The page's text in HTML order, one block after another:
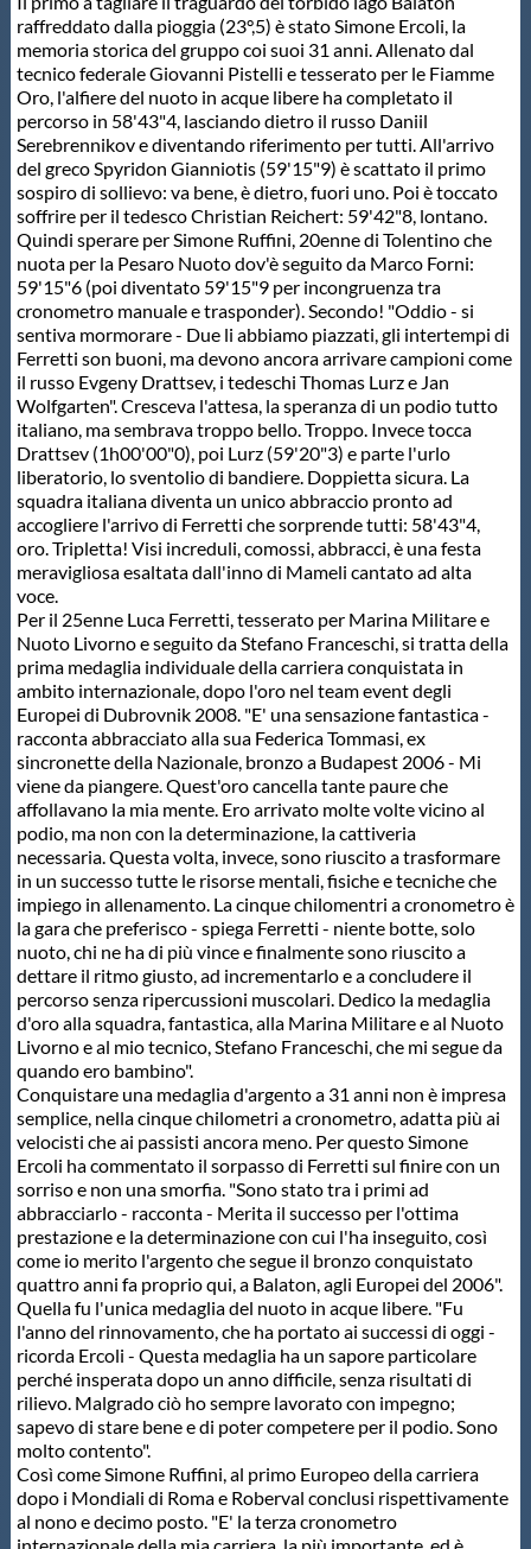
raffreddato dalla pioggia (23°,5) è stato Simone Ercoli, la
memoria storica del gruppo coi suoi 31 anni. Allenato dal
tecnico federale Giovanni Pistelli e tesserato per le Fiamme
Oro, l'alfiere del nuoto in acque libere ha completato il
percorso in 58'43"4, lasciando dietro il russo Daniil
Serebrennikov e diventando riferimento per tutti. All'arrivo
del greco Spyridon Gianniotis (59'15"9) è scattato il primo
sospiro di sollievo: va bene, è dietro, fuori uno. Poi è toccato
soffrire per il tedesco Christian Reichert: 59'42"8, lontano.
Quindi sperare per Simone Ruffini, 20enne di Tolentino che
nuota per la Pesaro Nuoto dov'è seguito da Marco Forni:
59'15"6 (poi diventato 59'15"9 per incongruenza tra
cronometro manuale e trasponder). Secondo! "Oddio - si
sentiva mormorare - Due li abbiamo piazzati, gli intertempi di
Ferretti son buoni, ma devono ancora arrivare campioni come
il russo Evgeny Drattsev, i tedeschi Thomas Lurz e Jan
Wolfgarten". Cresceva l'attesa, la speranza di un podio tutto
italiano, ma sembrava troppo bello. Troppo. Invece tocca
Drattsev (1h00'00"0), poi Lurz (59'20"3) e parte l'urlo
liberatorio, lo sventolio di bandiere. Doppietta sicura. La
squadra italiana diventa un unico abbraccio pronto ad
accogliere l'arrivo di Ferretti che sorprende tutti: 58'43"4,
oro. Tripletta! Visi increduli, comossi, abbracci, è una festa
meravigliosa esaltata dall'inno di Mameli cantato ad alta
voce.
Per il 25enne Luca Ferretti, tesserato per Marina Militare e
Nuoto Livorno e seguito da Stefano Franceschi, si tratta della
prima medaglia individuale della carriera conquistata in
ambito internazionale, dopo l'oro nel team event degli
Europei di Dubrovnik 2008. "E' una sensazione fantastica -
racconta abbracciato alla sua Federica Tommasi, ex
sincronette della Nazionale, bronzo a Budapest 2006 - Mi
viene da piangere. Quest'oro cancella tante paure che
affollavano la mia mente. Ero arrivato molte volte vicino al
podio, ma non con la determinazione, la cattiveria
necessaria. Questa volta, invece, sono riuscito a trasformare
in un successo tutte le risorse mentali, fisiche e tecniche che
impiego in allenamento. La cinque chilomentri a cronometro è
la gara che preferisco - spiega Ferretti - niente botte, solo
nuoto, chi ne ha di più vince e finalmente sono riuscito a
dettare il ritmo giusto, ad incrementarlo e a concludere il
percorso senza ripercussioni muscolari. Dedico la medaglia
d'oro alla squadra, fantastica, alla Marina Militare e al Nuoto
Livorno e al mio tecnico, Stefano Franceschi, che mi segue da
quando ero bambino".
Conquistare una medaglia d'argento a 31 anni non è impresa
semplice, nella cinque chilometri a cronometro, adatta più ai
velocisti che ai passisti ancora meno. Per questo Simone
Ercoli ha commentato il sorpasso di Ferretti sul finire con un
sorriso e non una smorfia. "Sono stato tra i primi ad
abbracciarlo - racconta - Merita il successo per l'ottima
prestazione e la determinazione con cui l'ha inseguito, così
come io merito l'argento che segue il bronzo conquistato
quattro anni fa proprio qui, a Balaton, agli Europei del 2006".
Quella fu l'unica medaglia del nuoto in acque libere. "Fu
l'anno del rinnovamento, che ha portato ai successi di oggi -
ricorda Ercoli - Questa medaglia ha un sapore particolare
perché insperata dopo un anno difficile, senza risultati di
rilievo. Malgrado ciò ho sempre lavorato con impegno;
sapevo di stare bene e di poter competere per il podio. Sono
molto contento".
Così come Simone Ruffini, al primo Europeo della carriera
dopo i Mondiali di Roma e Roberval conclusi rispettivamente
al nono e decimo posto. "E' la terza cronometro